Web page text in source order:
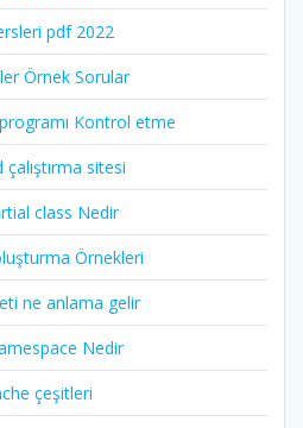
pdf 2022
Örnek Sorular
Kontrol etme
sitesi
class Nedir
Örnekleri
ne anlama gelir
Nedir
çeşitleri